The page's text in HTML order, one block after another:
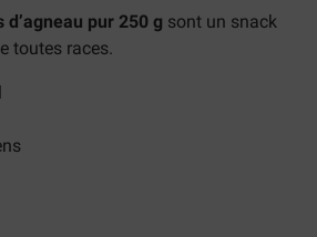
pur 250 g sont un snack
toutes races.